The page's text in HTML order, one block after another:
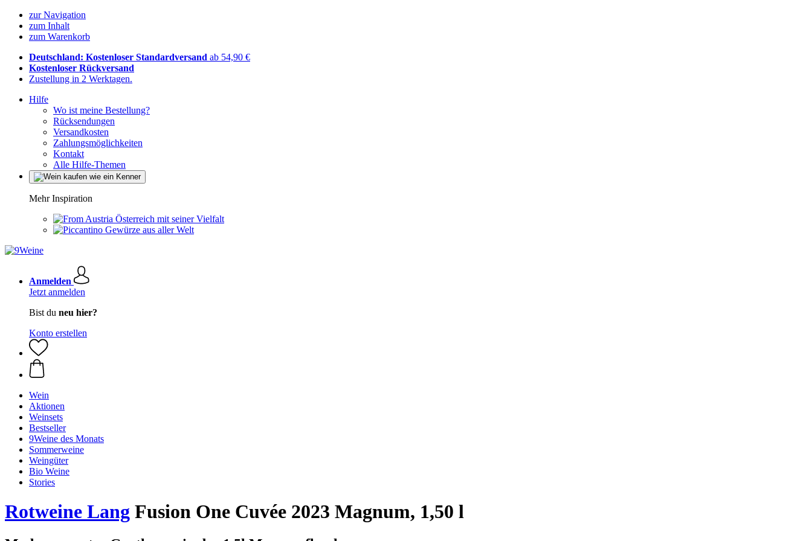
zur Navigation
zum Inhalt
zum Warenkorb
Deutschland: Kostenloser Standardversand ab 54,90 €
Kostenloser Rückversand
Zustellung in 2 Werktagen.
Hilfe
Wo ist meine Bestellung?
Rücksendungen
Versandkosten
Zahlungsmöglichkeiten
Kontakt
Alle Hilfe-Themen
Mehr Inspiration
Österreich mit seiner Vielfalt
Gewürze aus aller Welt
Anmelden
Jetzt anmelden
Bist du neu hier?
Konto erstellen
Wein
Aktionen
Weinsets
Bestseller
9Weine des Monats
Sommerweine
Weingüter
Bio Weine
Stories
Rotweine Lang Fusion One Cuvée 2023 Magnum, 1,50 l